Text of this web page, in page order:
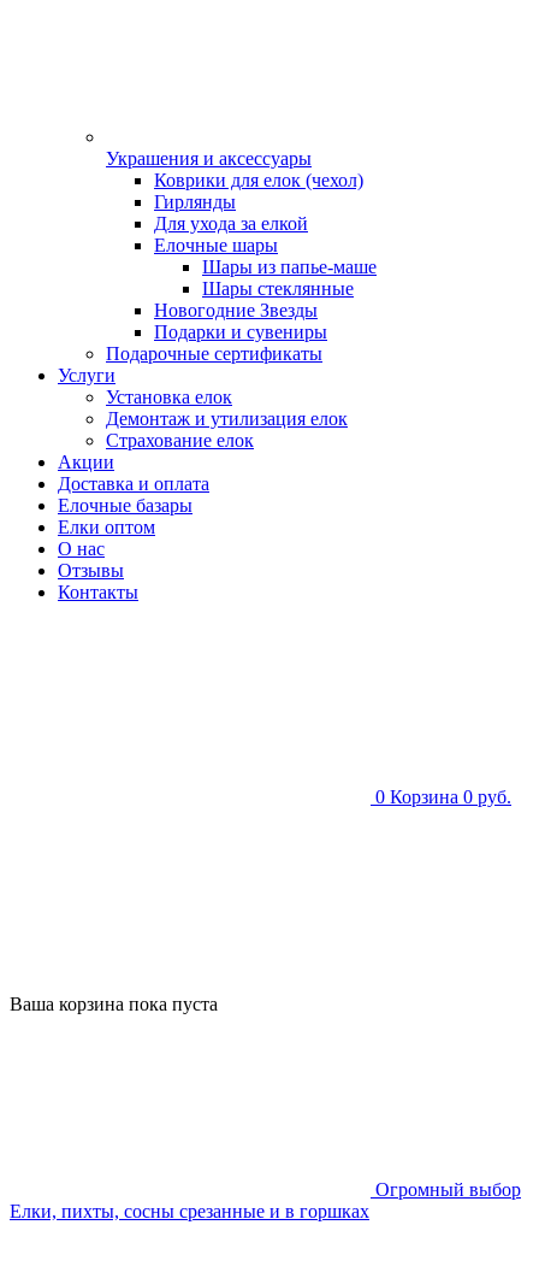
Украшения и аксессуары
Коврики для елок (чехол)
Гирлянды
Для ухода за елкой
Елочные шары
Шары из папье-маше
Шары стеклянные
Новогодние Звезды
Подарки и сувениры
Подарочные сертификаты
Услуги
Установка елок
Демонтаж и утилизация елок
Страхование елок
Акции
Доставка и оплата
Елочные базары
Елки оптом
О нас
Отзывы
Контакты
0 Корзина 0 руб.
Ваша корзина пока пуста
Огромный выбор
Елки, пихты, сосны срезанные и в горшках